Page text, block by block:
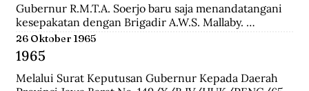
Gubernur R.M.T.A. Soerjo baru saja menandatangani
kesepakatan dengan Brigadir A.W.S. Mallaby.
Pertemuan yang terbilang sukses itu melahirkan
empat kesepakatan: 1. Pihak Inggris (baca:Sekutu)
mengakui keberadaan Republik Indonesia sebatas
distrik Surabaya. 2. Pihak Inggris tidak akan
26 Oktober 1965
1965
Melalui Surat Keputusan Gubernur Kepada Daerah